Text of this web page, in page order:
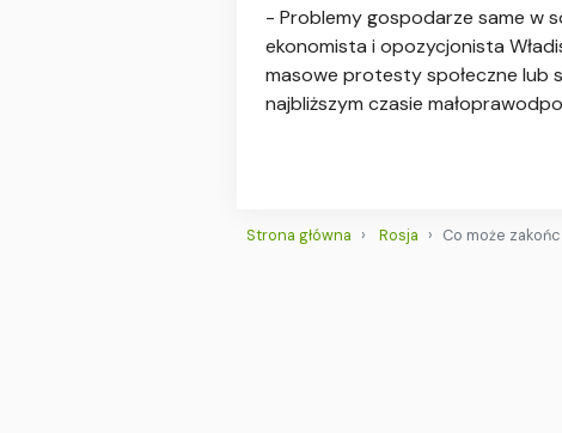
- Problemy gospodarze same w
ekonomista i opozycjonista
masowe protesty społeczne lub
najbliższym czasie
Strona główna Rosja Co może